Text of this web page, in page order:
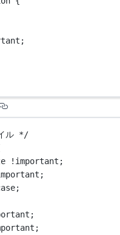
;
Section titled
ル */
!important ;
;
;
;
;